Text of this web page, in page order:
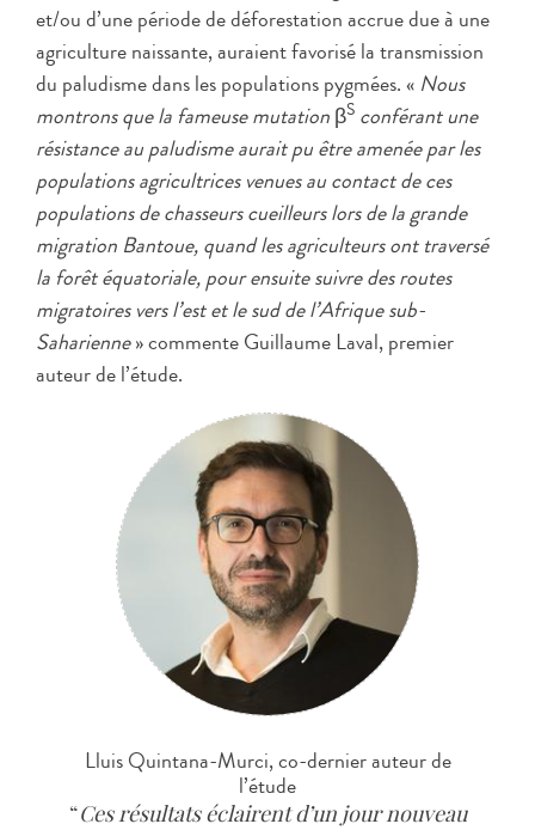
et/ou d’une période de déforestation accrue due à une
agriculture naissante, auraient favorisé la transmission
du paludisme dans les populations pygmées. « Nous
montrons que la fameuse mutationβS conférant une
résistance au paludisme aurait pu être amenée par les
populations agricultrices venues au contact de ces
populations de chasseurs cueilleurs lors de la grande
migration Bantoue, quand les agriculteurs ont traversé
la forêt équatoriale, pour ensuite suivre des routes
migratoires vers l’est et le sud de l’Afrique sub-
Saharienne» commente Guillaume Laval, premier
auteur de l’étude.
Lluis Quintana-Murci, co-dernier auteur de
l’étude
Ces résultats éclairent d’un jour nouveau